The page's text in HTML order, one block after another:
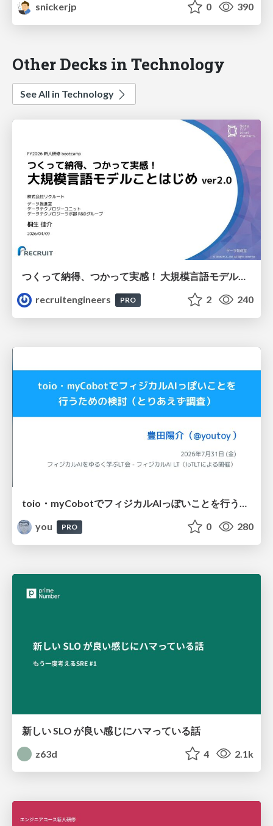
snickerjp
0 390
Other Decks in Technology
See All in Technology
つくって納得、つかって実感！ 大規模言語モデルことはじめ ver2.0
recruitengineers
PRO 2 240
toio・myCobotでフィジカルAIっぽいことを行うための検討（とりあえず調査） / フィジカルAI LT（IoTLTによる開催）
you
PRO 0 280
新しい SLO が良い感じにハマっている話
z63d
4 2.1k